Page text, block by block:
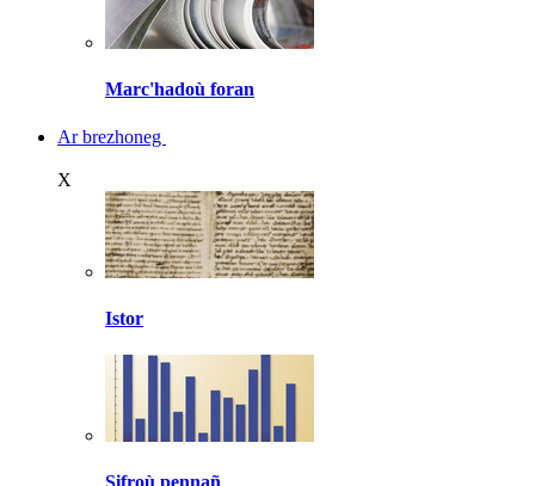
Marc'hadoù foran
Ar brezhoneg
X
Istor